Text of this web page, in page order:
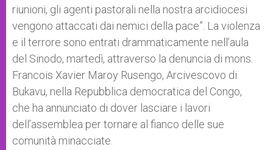
riunioni, gli agenti pastorali nella nostra arcidiocesi
vengono attaccati dai nemici della pace”. La violenza
e il terrore sono entrati drammaticamente nell’aula
del Sinodo, martedì, attraverso la denuncia di mons.
Francois Xavier Maroy Rusengo, Arcivescovo di
Bukavu, nella Repubblica democratica del Congo,
che ha annunciato di dover lasciare i lavori
dell’assemblea per tornare al fianco delle sue
comunità minacciate.